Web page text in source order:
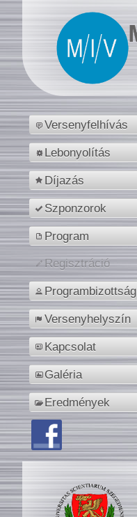
Versenyfelhívás
Lebonyolítás
Díjazás
Szponzorok
Program
Regisztráció
Programbizottság
Versenyhelyszín
Kapcsolat
Galéria
Eredmények